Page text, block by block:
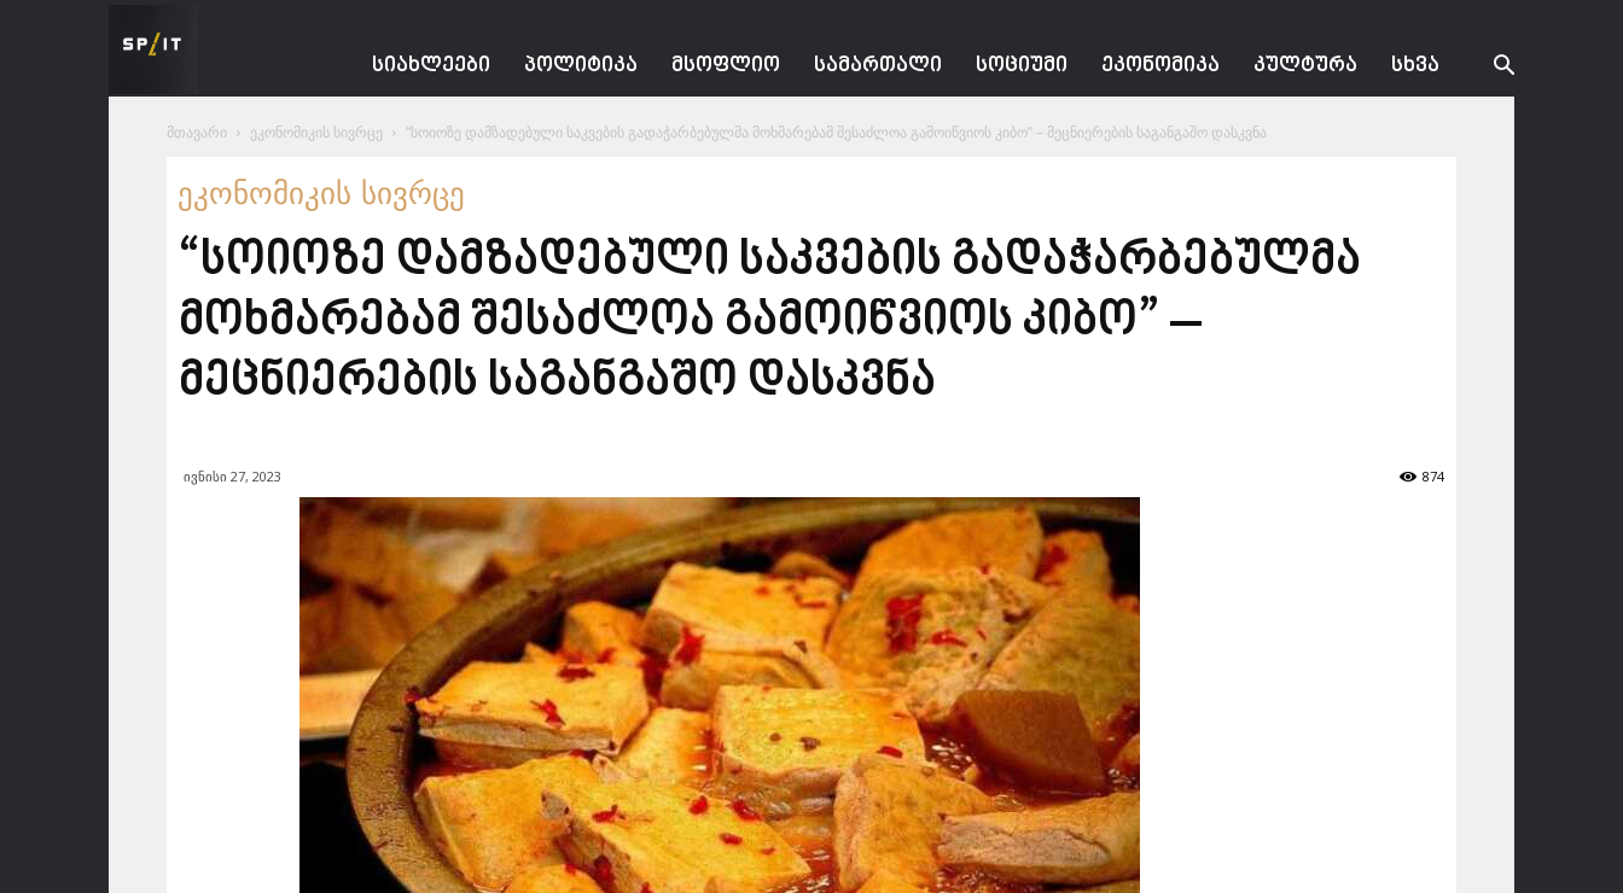
ᲡᲘᲐᲮᲚᲔᲔᲑᲘ ᲞᲝᲚᲘᲢᲘᲙᲐ ᲛᲡᲝᲤᲚᲘᲝ ᲡᲐᲛᲐᲠᲗᲐᲚᲘ ᲡᲝᲪᲘᲣᲛᲘ ᲔᲙᲝᲜᲝᲛᲘᲙᲐ ᲙᲣᲚᲢᲣᲠᲐ ᲡᲮᲕᲐ
მთავარი ეკონომიკის სივრცე “სოიოზე დამზადებული საკვების გადაჭარბებულმა მოხმარებამ შესაძლოა გამოიწვიოს კიბო” – მეცნიერების საგანგაშო დასკვნა
ეკონომიკის სივრცე
“სოიოზე დამზადებული საკვების გადაჭარბებულმა
მოხმარებამ შესაძლოა გამოიწვიოს კიბო” –
მეცნიერების საგანგაშო დასკვნა
ივნისი 27, 2023 874